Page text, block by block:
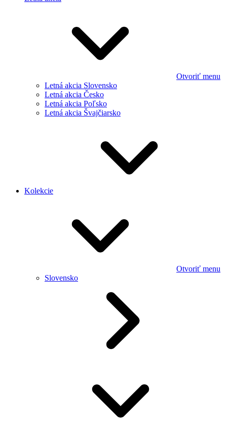
Otvoriť menu
Letná akcia Slovensko
Letná akcia Česko
Letná akcia Poľsko
Letná akcia Švajčiarsko
Kolekcie
Otvoriť menu
Slovensko